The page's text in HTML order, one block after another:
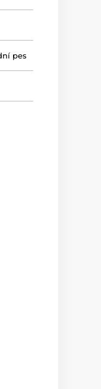
pes